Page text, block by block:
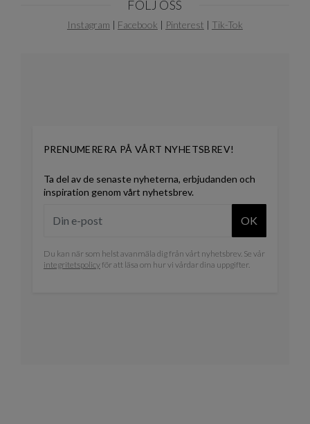
FÖLJ OSS
Instagram | Facebook | Pinterest | Tik-Tok
PRENUMERERA PÅ VÅRT NYHETSBREV!
Ta del av de senaste nyheterna, erbjudanden och
inspiration genom vårt nyhetsbrev.
OK
Du kan när som helst avanmäla dig från vårt nyhetsbrev. Se vår
integritetspolicyför att läsa om hur vi vårdar dina uppgifter.